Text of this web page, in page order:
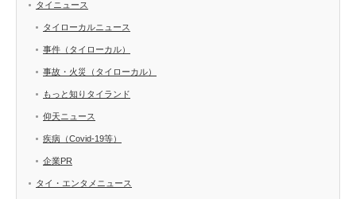
タイニュース
タイローカルニュース
事件（タイローカル）
事故・火災（タイローカル）
もっと知りタイランド
仰天ニュース
疾病（Covid-19等）
企業PR
タイ・エンタメニュース